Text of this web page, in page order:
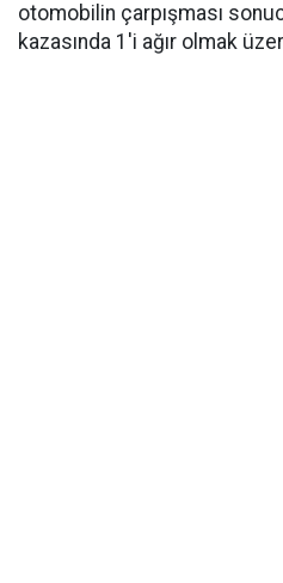
otomobilin çarpışması
kazasında 1'i ağır olmak